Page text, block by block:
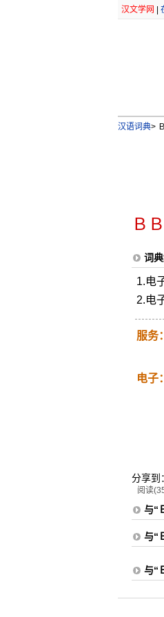
汉文学网
汉语词典>
Ｂ
词
1.电
2.电
服务：
电子：
分享到：
阅读
与“
与“
与“